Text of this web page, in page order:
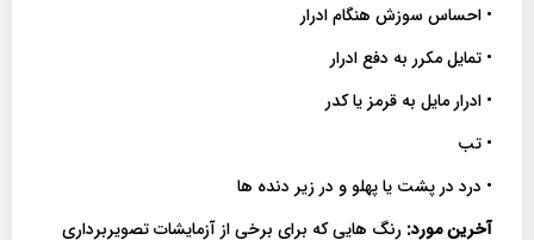
• احساس سوزش هنگام ادرار
• تمایل مکرر به دفع ادرار
• ادرار مایل به قرمز یا کدر
• تب
• درد در پشت یا پهلو و در زیر دنده ها
آخرین مورد: رنگ هایی که برای برخی از آزمایشات تصویربرداری